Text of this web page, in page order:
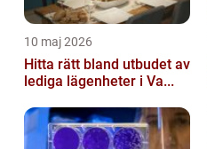
10 maj 2026
Hitta rätt bland utbudet av
lediga lägenheter i Va...